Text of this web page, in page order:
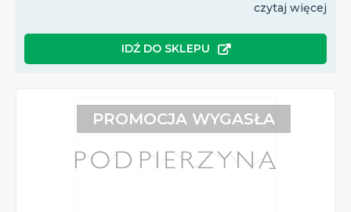
czytaj więcej
IDŹ DO SKLEPU
PROMOCJA WYGASŁA